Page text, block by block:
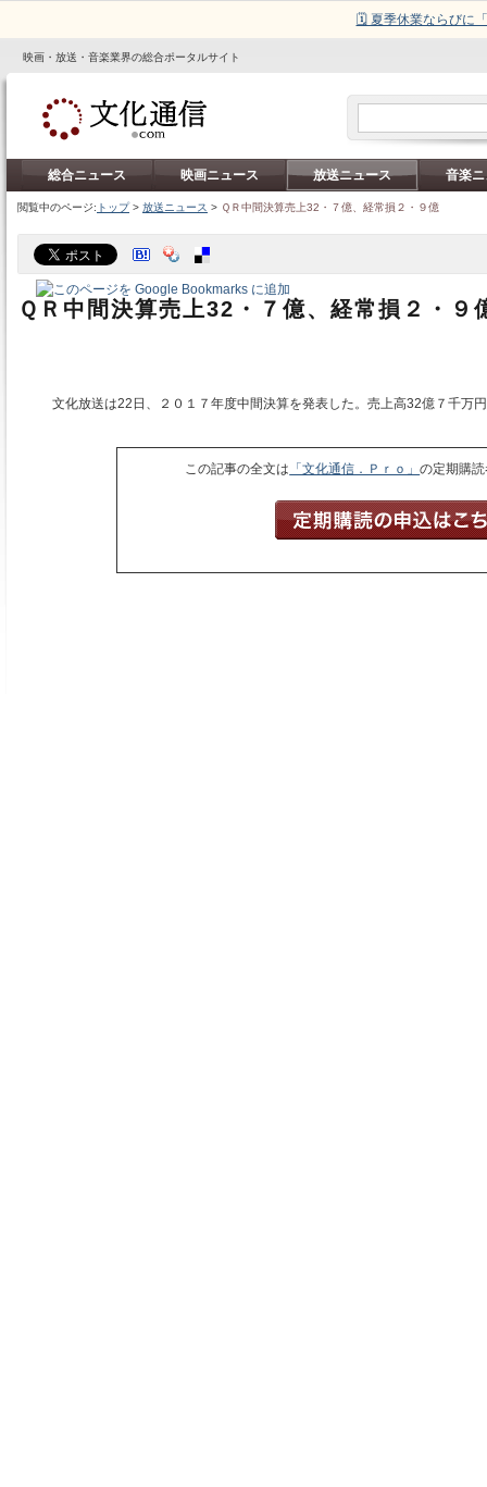
🗓️ 夏季休業ならびに
映画・放送・音楽業界の総合ポータルサイト
総合ニュース 映画ニュース 放送ニュース 音楽
閲覧中のページ: トップ> 放送ニュース > ＱＲ中間決算売上32・７億、経常損２・９億
ＱＲ中間決算売上32・７億、経常損２・９
文化放送は22日、２０１７年度中間決算を発表した。売上高32億７千万
この記事の全文は 「文化通信．Ｐｒｏ」の定期購